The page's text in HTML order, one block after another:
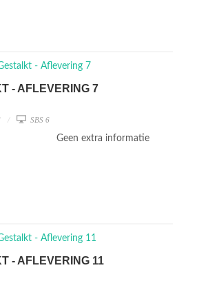
- AFLEVERING 7
SBS 6
Geen extra informatie
- AFLEVERING 11